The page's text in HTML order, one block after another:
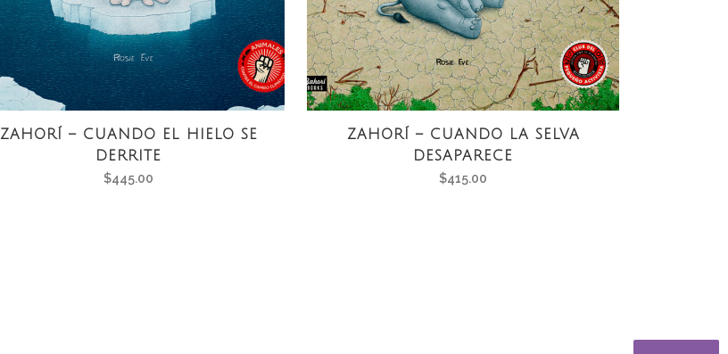
ZAHORÍ – CUANDO EL HIELO SE
DERRITE
$445.00
ZAHORÍ – CUANDO LA SELVA
DESAPARECE
$415.00